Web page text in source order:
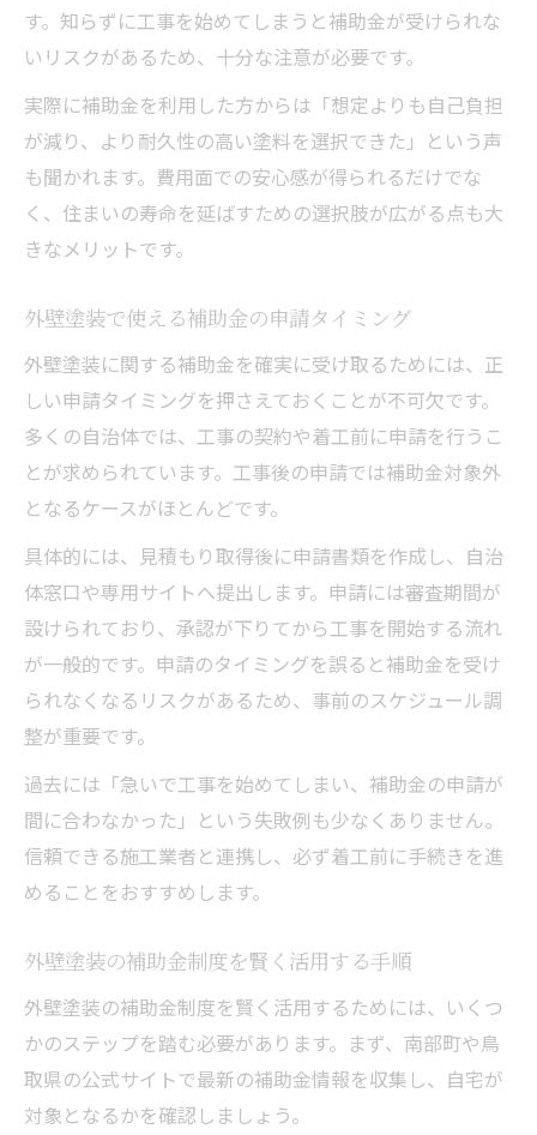
す。知らずに工事を始めてしまうと補助金が受けられな
いリスクがあるため、十分な注意が必要です。
実際に補助金を利用した方からは「想定よりも自己負担
が減り、より耐久性の高い塗料を選択できた」という声
も聞かれます。費用面での安心感が得られるだけでな
く、住まいの寿命を延ばすための選択肢が広がる点も大
きなメリットです。
外壁塗装で使える補助金の申請タイミング
外壁塗装に関する補助金を確実に受け取るためには、正
しい申請タイミングを押さえておくことが不可欠です。
多くの自治体では、工事の契約や着工前に申請を行うこ
とが求められています。工事後の申請では補助金対象外
となるケースがほとんどです。
具体的には、見積もり取得後に申請書類を作成し、自治
体窓口や専用サイトへ提出します。申請には審査期間が
設けられており、承認が下りてから工事を開始する流れ
が一般的です。申請のタイミングを誤ると補助金を受け
られなくなるリスクがあるため、事前のスケジュール調
整が重要です。
過去には「急いで工事を始めてしまい、補助金の申請が
間に合わなかった」という失敗例も少なくありません。
信頼できる施工業者と連携し、必ず着工前に手続きを進
めることをおすすめします。
外壁塗装の補助金制度を賢く活用する手順
外壁塗装の補助金制度を賢く活用するためには、いくつ
かのステップを踏む必要があります。まず、南部町や鳥
取県の公式サイトで最新の補助金情報を収集し、自宅が
対象となるかを確認しましょう。